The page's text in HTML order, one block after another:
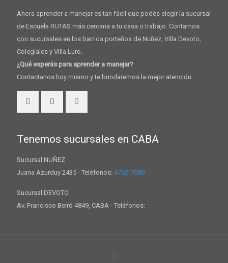
Ahora aprender a manejar es tan fácil que podés elegir la sucursal
de Escuela RUTAS más cercana a tu casa o trabajo. Contamos
con sucursales en los barrios porteños de Nuñez, Villa Devoto,
Colegiales y Villa Luro.
¿Qué esperás para aprender a manejar?
Contactanos hoy mismo y te brindaremos la mejor atención.
Tenemos sucursales en CABA
Sucursal NUÑEZ
Juana Azurduy 2435 - Teléfonos: 4702-7080
Sucursal DEVOTO
Av. Francisco Beiró 4849, CABA - Teléfonos: .